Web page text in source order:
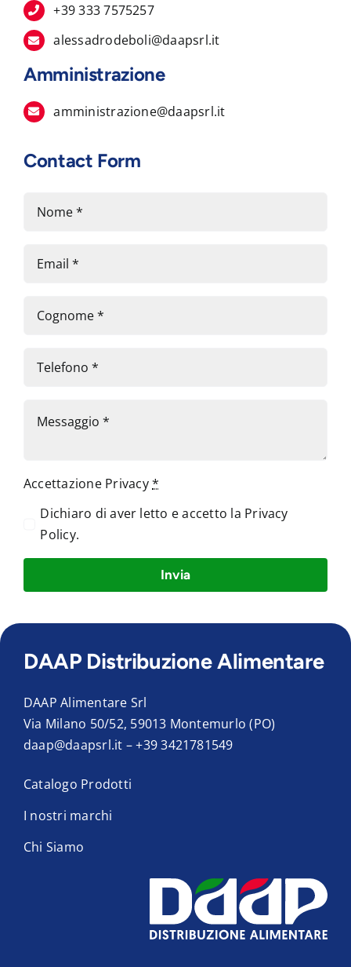
+39 333 7575257
alessadrodeboli@daapsrl.it
Amministrazione
amministrazione@daapsrl.it
Contact Form
Accettazione Privacy*
Dichiaro di aver letto e accetto la Privacy
Policy.
Invia
DAAP Distribuzione Alimentare
DAAP Alimentare Srl
Via Milano 50/52, 59013 Montemurlo (PO)
daap@daapsrl.it –+39 3421781549
Catalogo Prodotti
I nostri marchi
Chi Siamo